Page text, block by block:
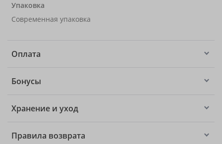
Упаковка
Современная упаковка
Оплата
Бонусы
Хранение и уход
Правила возврата